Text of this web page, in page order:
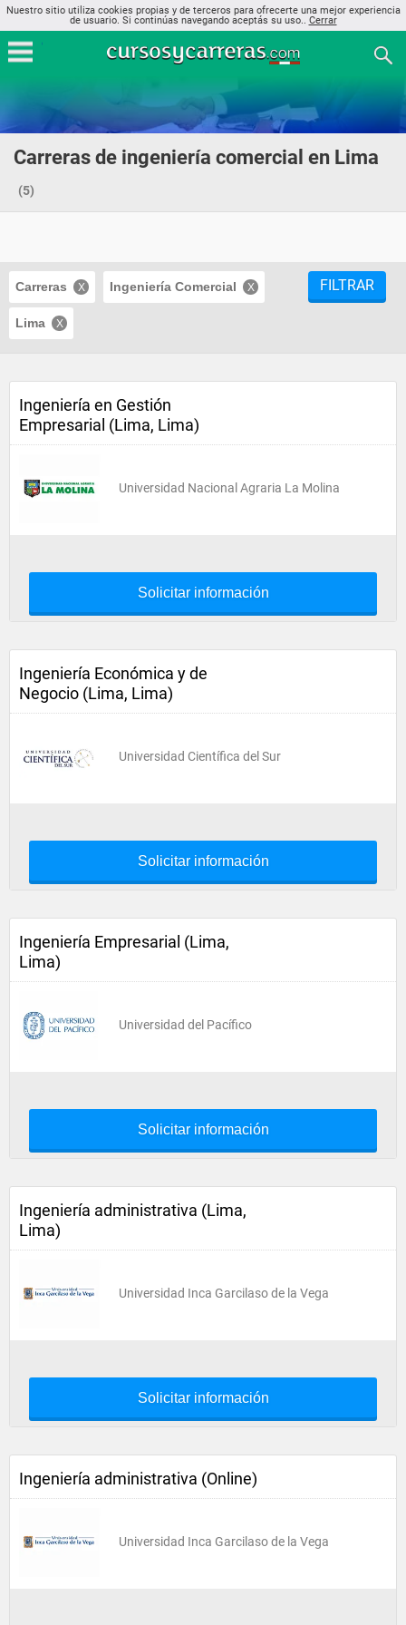
Nuestro sitio utiliza cookies propias y de terceros para ofrecerte una mejor experiencia
de usuario. Si continúas navegando aceptás su uso.. Cerrar
Carreras de ingeniería comercial en Lima
(5)
Carreras Ingeniería Comercial
Lima
FILTRAR
Ingeniería en Gestión
Empresarial (Lima, Lima)
Universidad Nacional Agraria La Molina
Solicitar información
Ingeniería Económica y de
Negocio (Lima, Lima)
Universidad Científica del Sur
Solicitar información
Ingeniería Empresarial (Lima,
Lima)
Universidad del Pacífico
Solicitar información
Ingeniería administrativa (Lima,
Lima)
Universidad Inca Garcilaso de la Vega
Solicitar información
Ingeniería administrativa (Online)
Universidad Inca Garcilaso de la Vega